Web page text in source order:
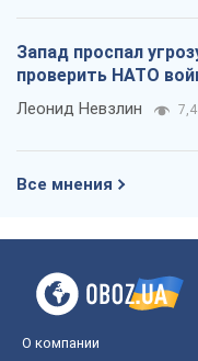
Запад проспал
проверить НАТО
Леонид Невзлин 7,4
Все мнения
О компании